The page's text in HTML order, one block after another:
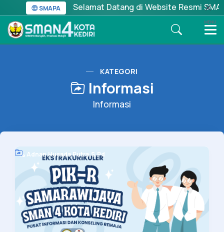
SMAPA Selamat Datang di Website Resmi SMA
MENU
KATEGORI
Informasi
Informasi
Adnan Husada Putra,S.Pd